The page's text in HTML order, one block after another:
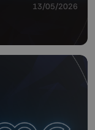
13/05/2026